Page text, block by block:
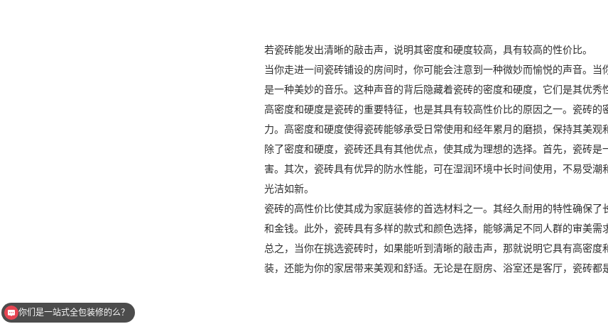
若瓷砖能发出清晰的敲击声，说明其密度和硬度较高，具有较高的性价比。
当你走进一间瓷砖铺设的房间时，你可能会注意到一种微妙而愉悦的声音。
是一种美妙的音乐。这种声音的背后隐藏着瓷砖的密度和硬度，它们是其优秀
高密度和硬度是瓷砖的重要特征，也是其具有较高性价比的原因之一。瓷砖
力。高密度和硬度使得瓷砖能够承受日常使用和经年累月的磨损，保持其美观
除了密度和硬度，瓷砖还具有其他优点，使其成为理想的选择。首先，瓷砖
害。其次，瓷砖具有优异的防水性能，可在湿润环境中长时间使用，不易受
光洁如新。
瓷砖的高性价比使其成为家庭装修的首选材料之一。其经久耐用的特性确保
和金钱。此外，瓷砖具有多样的款式和颜色选择，能够满足不同人群的审美需
总之，当你在挑选瓷砖时，如果能听到清晰的敲击声，那就说明它具有高密
装，还能为你的家居带来美观和舒适。无论是在厨房、浴室还是客厅，瓷砖都
你们是一站式全包装修的么？